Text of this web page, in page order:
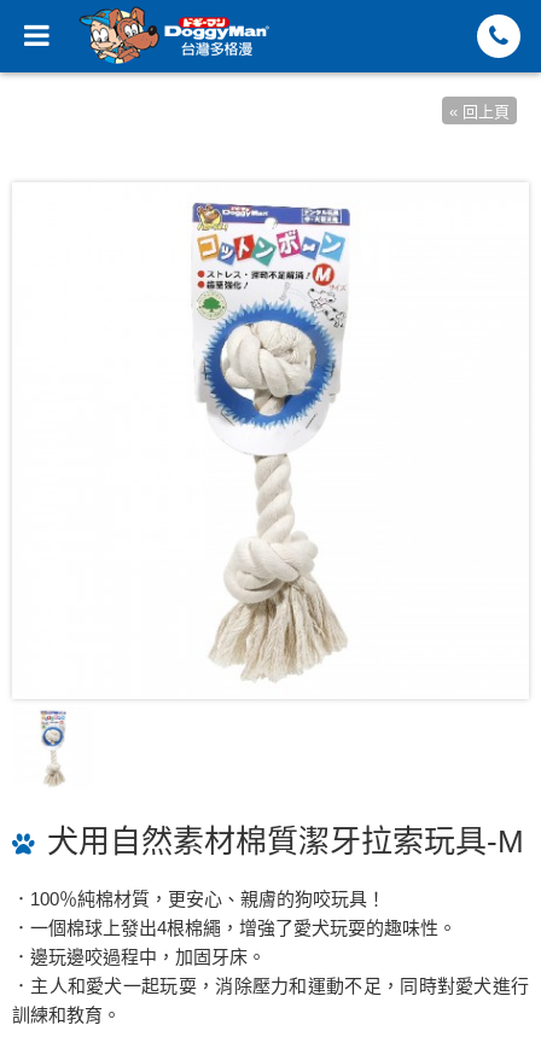
« 回上頁
犬用自然素材棉質潔牙拉索玩具-M
．100％純棉材質，更安心、親膚的狗咬玩具！
．一個棉球上發出4根棉繩，增強了愛犬玩耍的趣味性。
．邊玩邊咬過程中，加固牙床。
．主人和愛犬一起玩耍，消除壓力和運動不足，同時對愛犬進行
訓練和教育。